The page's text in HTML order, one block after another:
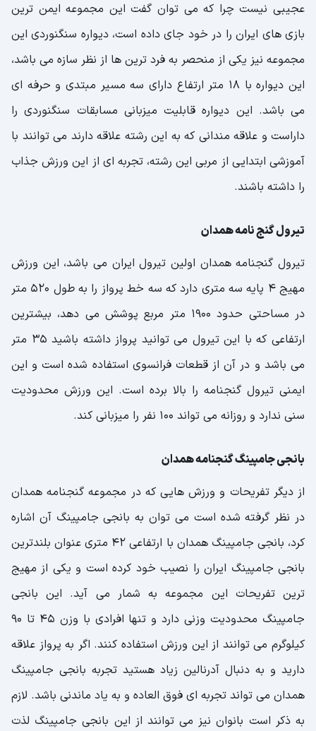
عجیبی نیست چرا که می توان گفت این مجموعه ایمن ترین
بازی های ایران را در خود جای داده است، دیواره سنگنوردی این
مجموعه نیز یکی از منحصر به فرد ترین ها از نظر سازه می باشد،
این دیواره با 18 متر ارتفاع دارای سه مسیر مبتدی و حرفه ای
می باشد. این دیواره قابلیت میزبانی مسابقات سنگنوردی را
داراست و علاقه مندانی که به این رشته علاقه دارند می توانند با
آموزشی ابتدایی از مربی این رشته، تجربه ای از این ورزش جذاب
را داشته باشند.
تیرول گنج نامه همدان
تیرول گنجنامه همدان اولین تیرول ایران می باشد، این ورزش
مهیج 4 پایه سه متری دارد که سه خط پرواز را به طول 520 متر
در مساحتی حدود 1900 متر مربع پوشش می دهد، بیشترین
ارتفاعی که با این تیرول می توانید پرواز داشته باشید 35 متر
می باشد و در آن از قطعات فرانسوی استفاده شده است و این
ایمنی تیرول گنجنامه را بالا برده است. این ورزش محدودیت
سنی ندارد و روزانه می تواند 100 نفر را میزبانی کند.
بانجی جامپینگ گنجنامه همدان
از دیگر تفریحات و ورزش هایی که در مجموعه گنجنامه همدان
در نظر گرفته شده است می توان به بانجی جامپینگ آن اشاره
کرد، بانجی جامپینگ همدان با ارتفاعی 42 متری عنوان بلندترین
بانجی جامپینگ ایران را نصیب خود کرده است و یکی از مهیج
ترین تفریحات این مجموعه به شمار می آید. این بانجی
جامپینگ محدودیت وزنی دارد و تنها افرادی با وزن 45 تا 90
کیلوگرم می توانند از این ورزش استفاده کنند. اگر به پرواز علاقه
دارید و به دنبال آدرنالین زیاد هستید تجربه بانجی جامپینگ
همدان می تواند تجربه ای فوق العاده و به یاد ماندنی باشد. لازم
به ذکر است بانوان نیز می توانند از این بانجی جامپینگ لذت